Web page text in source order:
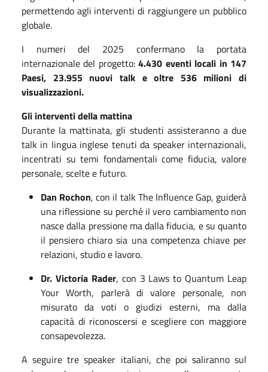
permettendo agli interventi di raggiungere un pubblico
globale.
I numeri del 2025 confermano la portata
internazionale del progetto:4.430 eventi locali in 147
Paesi, 23.955 nuovi talk e oltre 536 milioni di
visualizzazioni.
Gli interventi della mattina
Durante la mattinata, gli studenti assisteranno a due
talk in lingua inglese tenuti da speaker internazionali,
incentrati su temi fondamentali come fiducia, valore
personale, scelte e futuro.
Dan Rochon, con il talk The Influence Gap, guiderà
una riflessione su perché il vero cambiamento non
nasce dalla pressione ma dalla fiducia, e su quanto
il pensiero chiaro sia una competenza chiave per
relazioni, studio e lavoro.
Dr. Victoria Rader, con 3 Laws to Quantum Leap
Your Worth, parlerà di valore personale, non
misurato da voti o giudizi esterni, ma dalla
capacità di riconoscersi e scegliere con maggiore
consapevolezza.
A seguire tre speaker italiani, che poi saliranno sul